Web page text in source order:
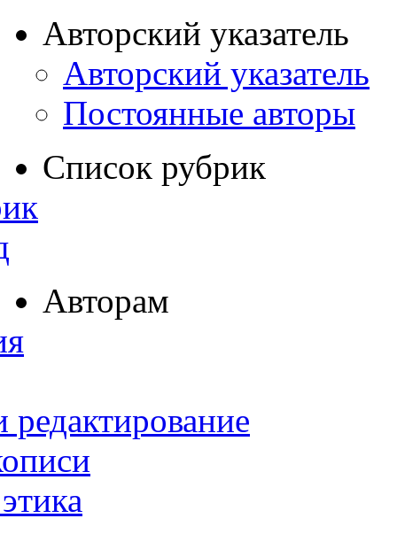
Авторский указатель
Авторский указатель
Постоянные авторы
Список рубрик
Авторам
редактирование